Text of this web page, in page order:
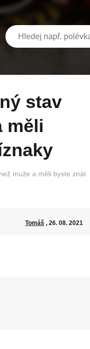
měli
muže a měli byste znát
Tomáš , 26. 08. 2021